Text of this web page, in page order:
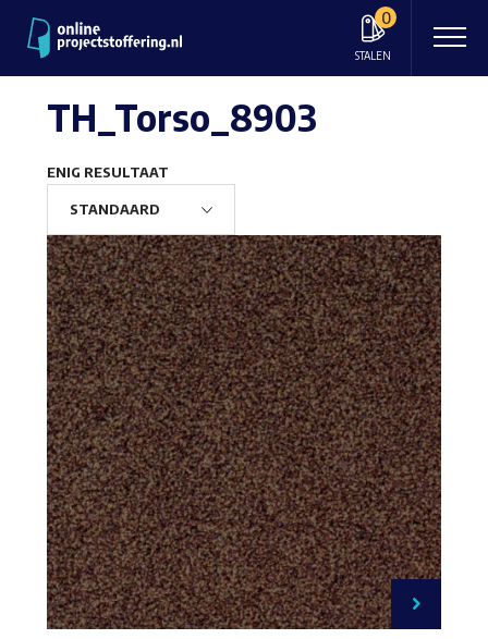
0
STALEN
TH_Torso_8903
ENIG RESULTAAT